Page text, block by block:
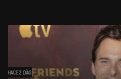
HACE 2 DÍAS